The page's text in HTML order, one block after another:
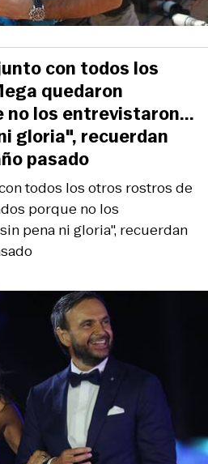
todos los otros rostros de
porque no los
pena ni gloria", recuerdan
con todos los
quedaron
no los entrevistaron...
gloria", recuerdan
pasado